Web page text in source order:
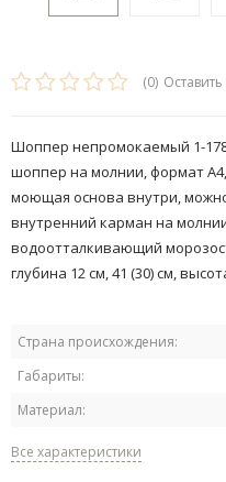
(0)
Шоппер непромокаемый 1-
шоппер на молнии, формат
моющая основа внутри,
внутренний карман на
водоотталкивающий
глубина 12 см, 41 (30) см,
Страна происхождения:
Габариты:
Материал:
Все характеристики